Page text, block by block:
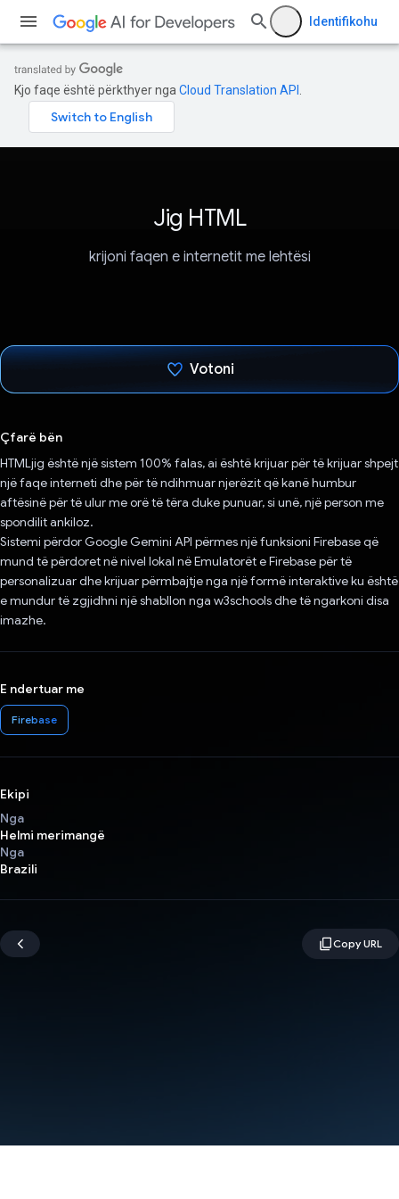
Identifikohu
Kjo faqe është përkthyer nga Cloud Translation API
Jig HTML
krijoni faqen e internetit me lehtësi
Votoni
Çfarë bën
HTMLjig është një sistem 100% falas, ai është krijuar për të krijuar shpejt
një faqe interneti dhe për të ndihmuar njerëzit që kanë humbur
aftësinë për të ulur me orë të tëra duke punuar, si unë, një person me
spondilit ankiloz.
Sistemi përdor Google Gemini API përmes një funksioni Firebase që
mund të përdoret në nivel lokal në Emulatorët e Firebase për të
personalizuar dhe krijuar përmbajtje nga një formë interaktive ku është
e mundur të zgjidhni një shabllon nga w3schools dhe të ngarkoni disa
imazhe.
E ndertuar me
Firebase
Ekipi
Nga
Helmi merimangë
Nga
Brazili